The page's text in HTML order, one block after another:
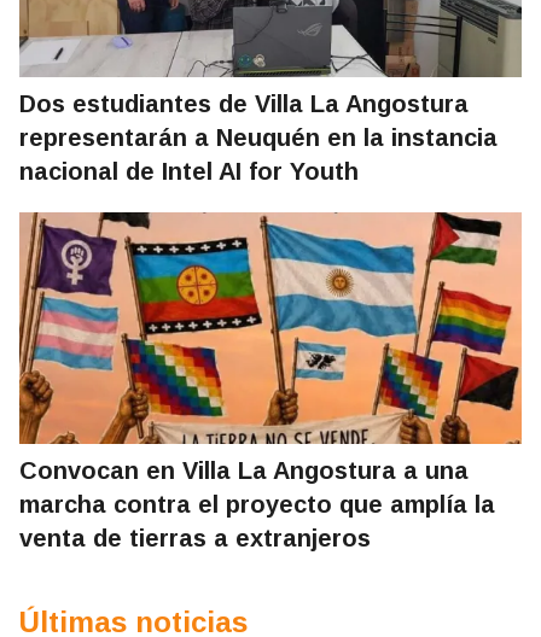
Dos estudiantes de Villa La Angostura
representarán a Neuquén en la instancia
nacional de Intel AI for Youth
Convocan en Villa La Angostura a una
marcha contra el proyecto que amplía la
venta de tierras a extranjeros
Últimas noticias